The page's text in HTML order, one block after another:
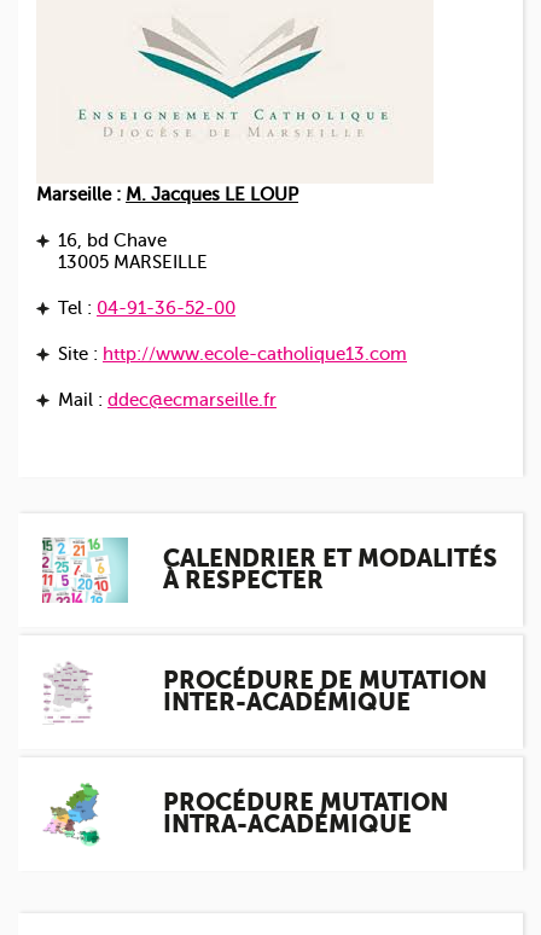
Marseille : M. Jacques LE LOUP
16, bd Chave
13005 MARSEILLE
Tel : 04-91-36-52-00
Site : http://www.ecole-catholique13.com
Mail : ddec@ecmarseille.fr
CALENDRIER ET MODALITÉS
À RESPECTER
PROCÉDURE DE MUTATION
INTER-ACADÉMIQUE
PROCÉDURE MUTATION
INTRA-ACADÉMIQUE